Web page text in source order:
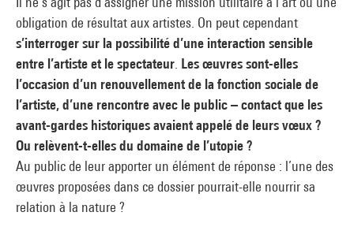
obligation de résultat aux artistes. On peut cependant
s’interroger sur la possibilité d’une interaction sensible
entre l’artiste et le spectateur Les œuvres sont-elles
l’occasion d’un renouvellement de la fonction sociale de
l’artiste, d’une rencontre avec le public – contact que les
avant-gardes historiques avaient appelé de leurs vœux ?
Ou relèvent-t-elles du domaine de l’utopie ?
Au public de leur apporter un élément de réponse : l’une des
œuvres proposées dans ce dossier pourrait-elle nourrir sa
relation à la nature ?